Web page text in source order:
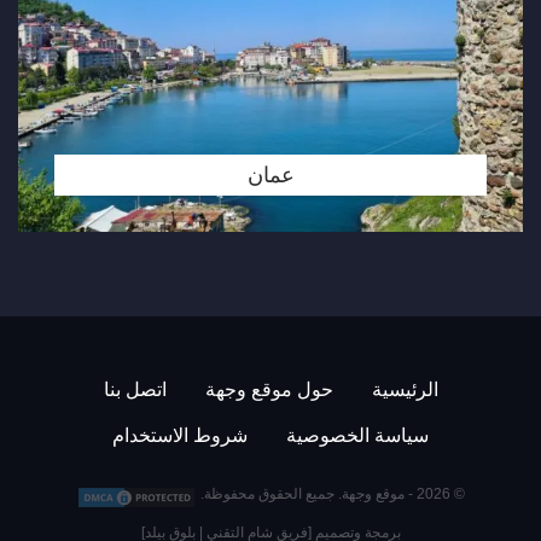
عمان
الرئيسية حول موقع وجهة اتصل بنا
سياسة الخصوصية شروط الاستخدام
© 2026 - موقع وجهة . جميع الحقوق محفوظة.
برمجة وتصميم [فريق شام التقني | بلوق بيلد]